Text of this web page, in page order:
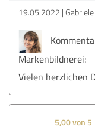
19.05.2022
Markenbildnerei:
Vielen herzlichen
5,00 von 5